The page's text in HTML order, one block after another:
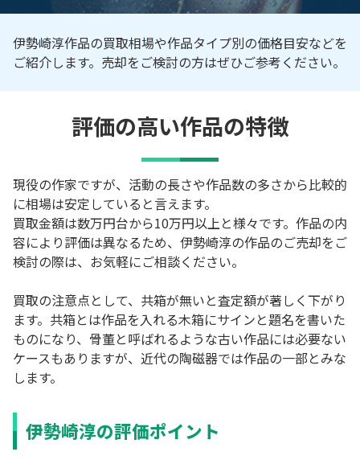
伊勢崎淳作品の買取相場や作品タイプ別の価格目安などを
ご紹介します。売却をご検討の方はぜひご参考ください。
評価の高い作品の特徴
現役の作家ですが、活動の長さや作品数の多さから比較的
に相場は安定していると言えます。
買取金額は数万円台から10万円以上と様々です。作品の内
容により評価は異なるため、伊勢崎淳の作品のご売却をご
検討の際は、お気軽にご相談ください。
買取の注意点として、共箱が無いと査定額が著しく下がり
ます。共箱とは作品を入れる木箱にサインと題名を書いた
ものになり、骨董と呼ばれるような古い作品には必要ない
ケースもありますが、近代の陶磁器では作品の一部とみな
します。
伊勢崎淳の評価ポイント